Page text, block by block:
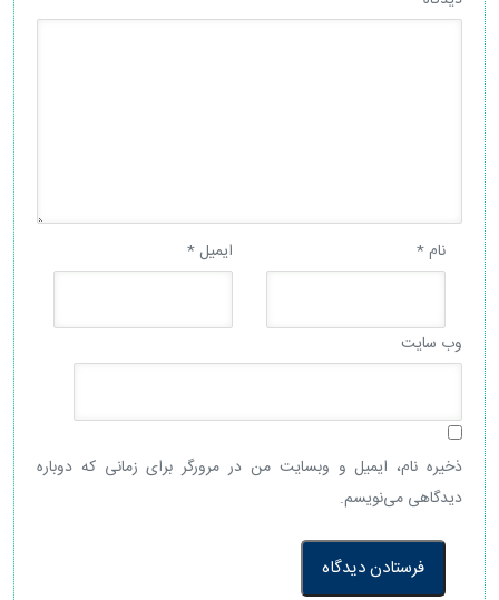
نام* ایمیل*
وب‌ سایت
ذخیره نام، ایمیل و وبسایت من در مرورگر برای زمانی که دوباره
دیدگاهی می‌نویسم.